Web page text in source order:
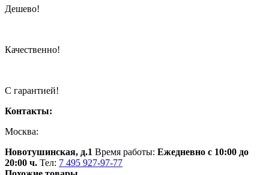
Дешево!
Качественно!
С гарантией!
Контакты:
Москва:
Новотушинская, д.1 Время работы: Ежедневно с 10:00 до
20:00 ч. Тел: 7 495 927-97-77